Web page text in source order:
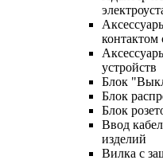
контактом
устройств
Блок
Блок
Блок
Ввод
изделий
Вилка с